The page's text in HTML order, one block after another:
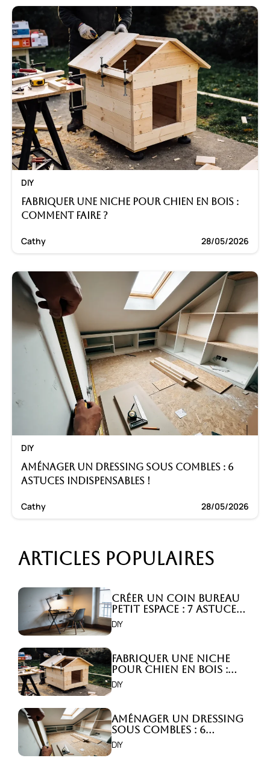
DIY
Fabriquer une niche pour chien en bois :
Comment faire ?
Cathy 28/05/2026
DIY
Aménager un dressing sous combles : 6
astuces indispensables !
Cathy 28/05/2026
Articles populaires
Créer un coin bureau
petit espace : 7 astuces
malignes!
DIY
Fabriquer une niche
pour chien en bois :
Comment faire ?
DIY
Aménager un dressing
sous combles : 6
astuces indispensables
!
DIY